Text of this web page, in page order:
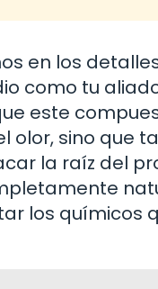
en los
como tu
este
olor, sino que
la raíz del
los químicos